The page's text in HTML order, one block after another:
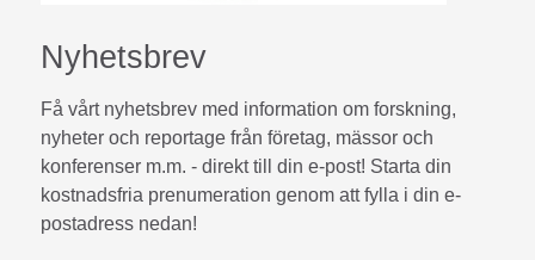
Nyhetsbrev
Få vårt nyhetsbrev med information om forskning,
nyheter och reportage från företag, mässor och
konferenser m.m. - direkt till din e-post! Starta din
kostnadsfria prenumeration genom att fylla i din e-
postadress nedan!